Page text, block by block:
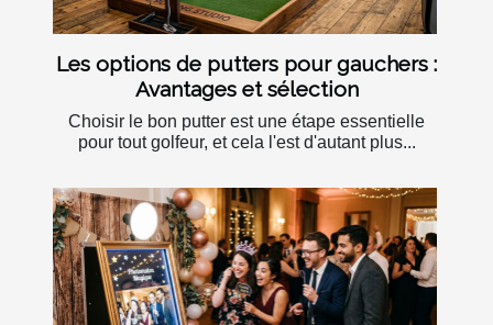
Les options de putters pour gauchers :
Avantages et sélection
Choisir le bon putter est une étape essentielle
pour tout golfeur, et cela l'est d'autant plus...